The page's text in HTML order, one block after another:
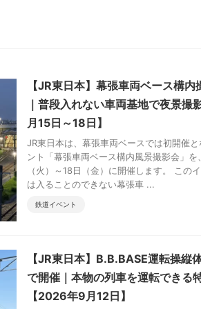
【JR東日本】幕張車両ベース構
｜普段入れない車両基地で夜景
月15日～18日】
JR東日本は、幕張車両ベースでは初開催
ント「幕張車両ベース構内風景撮影会」
（火）～18日（金）に開催します。 この
は入ることのできない幕張車 ...
鉄道イベント
【JR東日本】B.B.BASE運転操縦
で開催｜本物の列車を運転できる
【2026年9月12日】